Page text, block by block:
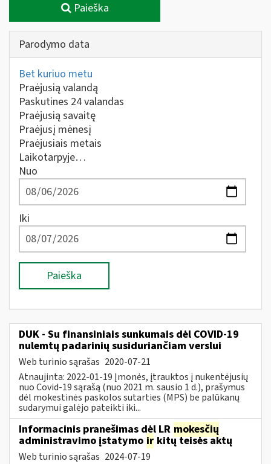
Paieška
Parodymo data
Bet kuriuo metu
Praėjusią valandą
Paskutines 24 valandas
Praėjusią savaitę
Praėjusį mėnesį
Praėjusiais metais
Laikotarpyje…
Nuo
Iki
Paieška
DUK - Su finansiniais sunkumais dėl COVID-19
nulemtų padarinių susiduriančiam verslui
Web turinio sąrašas 2020-07-21
Atnaujinta: 2022-01-19 Įmonės, įtrauktos į nukentėjusių
nuo Covid-19 sąrašą (nuo 2021 m. sausio 1 d.), prašymus
dėl mokestinės paskolos sutarties (MPS) be palūkanų
sudarymui galėjo pateikti iki...
Informacinis pranešimas dėl LR mokesčių
administravimo įstatymo ir kitų teisės aktų
Web turinio sąrašas 2024-07-19